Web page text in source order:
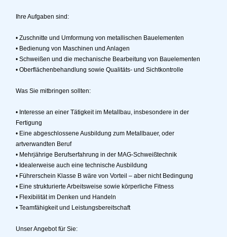
Ihre Aufgaben sind:
• Zuschnitte und Umformung von metallischen Bauelementen
• Bedienung von Maschinen und Anlagen
• Schweißen und die mechanische Bearbeitung von Bauelementen
• Oberflächenbehandlung sowie Qualitäts- und Sichtkontrolle
Was Sie mitbringen sollten:
• Interesse an einer Tätigkeit im Metallbau, insbesondere in der
Fertigung
• Eine abgeschlossene Ausbildung zum Metallbauer, oder
artverwandten Beruf
• Mehrjährige Berufserfahrung in der MAG-Schweißtechnik
• Idealerweise auch eine technische Ausbildung
• Führerschein Klasse B wäre von Vorteil – aber nicht Bedingung
• Eine strukturierte Arbeitsweise sowie körperliche Fitness
• Flexibilität im Denken und Handeln
• Teamfähigkeit und Leistungsbereitschaft
Unser Angebot für Sie: